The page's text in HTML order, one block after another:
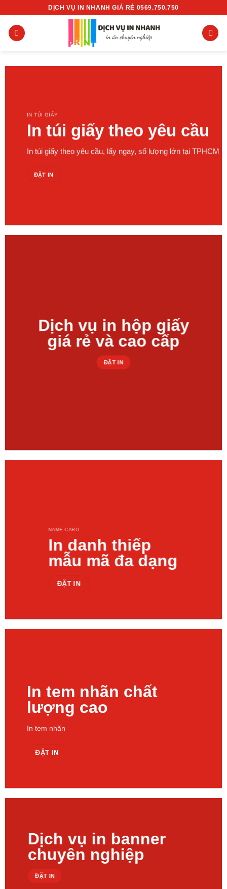
nội
dung
DỊCH VỤ IN NHANH GIÁ RẺ 0569.750.750
IN TÚI GIẤY
In túi giấy theo yêu cầu
In túi giấy theo yêu cầu, lấy ngay, số lượng lớn tại TPHCM
ĐẶT IN
Dịch vụ in hộp giấy
giá rẻ và cao cấp
ĐẶT IN
NAME CARD
In danh thiếp
mẫu mã đa dạng
ĐẶT IN
In tem nhãn chất
lượng cao
In tem nhãn
ĐẶT IN
Dịch vụ in banner
chuyên nghiệp
ĐẶT IN